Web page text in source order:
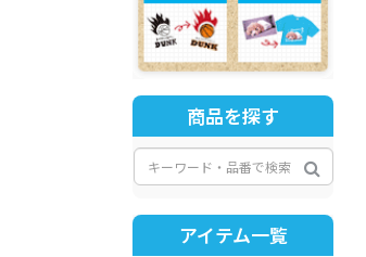
商品を探す
アイテム一覧